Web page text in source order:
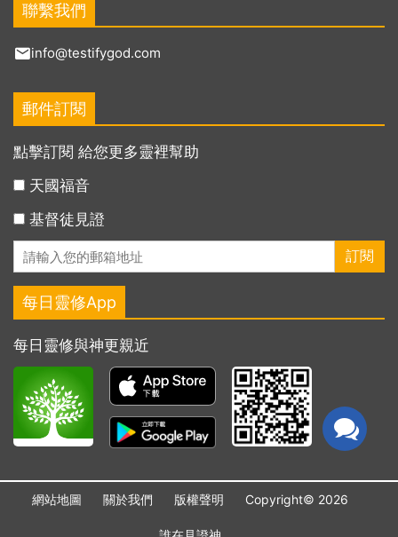
聯繫我們
info@testifygod.com
郵件訂閱
點擊訂閱 給您更多靈裡幫助
天國福音
基督徒見證
每日靈修App
每日靈修與神更親近
網站地圖 關於我們 版權聲明 Copyright© 2026